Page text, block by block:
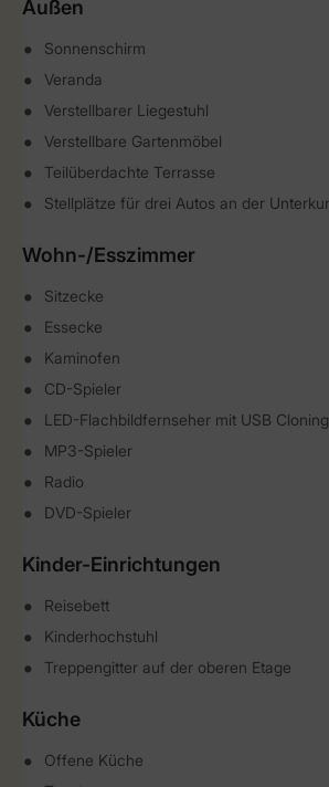
Außen
Sonnenschirm
Veranda
Verstellbarer Liegestuhl
Verstellbare Gartenmöbel
Teilüberdachte Terrasse
Stellplätze für drei Autos an der
Wohn-/Esszimmer
Sitzecke
Essecke
Kaminofen
CD-Spieler
LED-Flachbildfernseher mit USB
MP3-Spieler
Radio
DVD-Spieler
Kinder-Einrichtungen
Reisebett
Kinderhochstuhl
Treppengitter auf der oberen Etage
Küche
Offene Küche